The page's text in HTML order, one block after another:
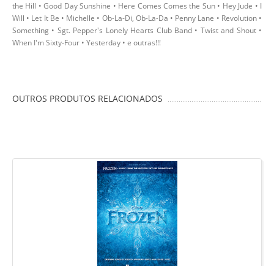
the Hill • Good Day Sunshine • Here Comes Comes the Sun • Hey Jude • I
Will • Let It Be • Michelle • Ob-La-Di, Ob-La-Da • Penny Lane • Revolution •
Something • Sgt. Pepper's Lonely Hearts Club Band • Twist and Shout •
When I'm Sixty-Four • Yesterday • e outras!!!
OUTROS PRODUTOS RELACIONADOS